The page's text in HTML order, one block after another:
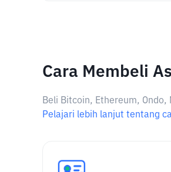
Cara Membeli
Beli Bitcoin, Ethereum,
Pelajari lebih lanjut tentang